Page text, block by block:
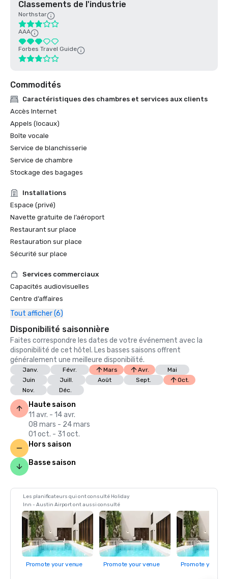
Classements de l'industrie
Northstar
AAA
Forbes Travel Guide
Commodités
Caractéristiques des chambres et services aux clients
Accès Internet
Appels (locaux)
Boîte vocale
Service de blanchisserie
Service de chambre
Stockage des bagages
Installations
Espace (privé)
Navette gratuite de l’aéroport
Restaurant sur place
Restauration sur place
Sécurité sur place
Services commerciaux
Capacités audiovisuelles
Centre d’affaires
Tout afficher (6)
Disponibilité saisonnière
Faites correspondre les dates de votre événement avec la
disponibilité de cet hôtel. Les basses saisons offrent
généralement une meilleure disponibilité.
Janv. Févr. Mars Avr.
Mai
Juin
Juill. Août Sept.
Oct.
Nov.
Déc.
Haute saison
11 avr. - 14 avr.
08 mars - 24 mars
01 oct. - 31 oct.
Hors saison
Basse saison
Les planificateurs qui ont consulté Holiday
Inn - Austin Airport ont aussi consulté
Promote your venue Promote your venue Promote your